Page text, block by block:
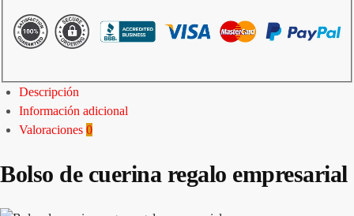
Descripción
Información adicional
Valoraciones 0
Bolso de cuerina regalo empresarial